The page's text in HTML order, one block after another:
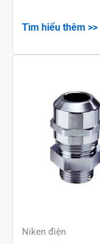
Tìm hiểu thêm >>
Niken điện